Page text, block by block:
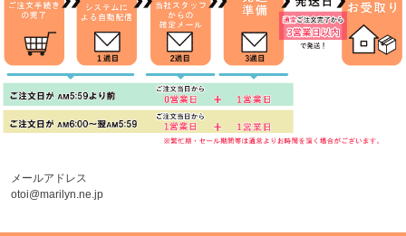
メールアドレス
otoi@marilyn.ne.jp